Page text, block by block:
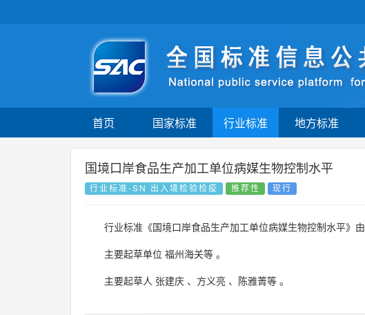
首页 国家标准 行业标准 地方标准
国境口岸食品生产加工单位病媒生物控制水平
行业标准-SN 出入境检验检疫 推荐性 现行
行业标准《国境口岸食品生产加工单位病媒生物控制水平》由
主要起草单位 福州海关等 。
主要起草人 张建庆 、 方义亮 、 陈雅菁等 。